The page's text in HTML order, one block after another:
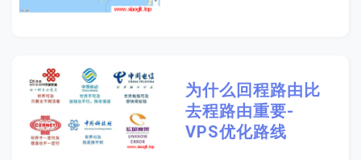
为什么回程路由比
去程路由重要-
VPS优化路线